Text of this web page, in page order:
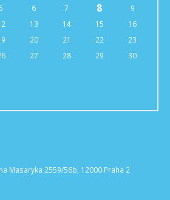
6 7 8
9
13 14 15
16
20 21 22
23
27 28 29
30
Masaryka 2559/56b, 12000 Praha 2